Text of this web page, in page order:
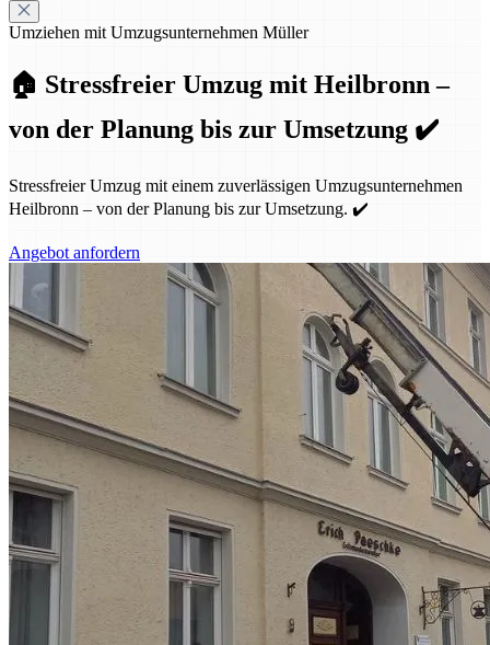
Umziehen mit Umzugsunternehmen Müller
🏠 Stressfreier Umzug mit Heilbronn –
von der Planung bis zur Umsetzung ✔️
Stressfreier Umzug mit einem zuverlässigen Umzugsunternehmen
Heilbronn – von der Planung bis zur Umsetzung. ✔️
Angebot anfordern